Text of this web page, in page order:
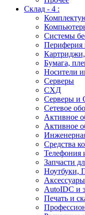
Склад - 4 :
Системы
Периферия
Бумага,
Носители
Серверы
СХД
Серверы и
Сетевое
Активное
Активное
Средства
Телефония
Запчасти
Ноутбуки,
AutoIDC и
Печать и